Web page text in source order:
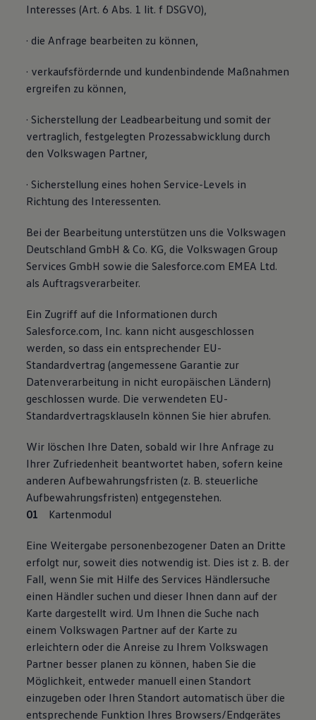
Interesses (Art. 6 Abs. 1 lit. f DSGVO),
· die Anfrage bearbeiten zu können,
· verkaufsfördernde und kundenbindende Maßnahmen
ergreifen zu können,
· Sicherstellung der Leadbearbeitung und somit der
vertraglich, festgelegten Prozessabwicklung durch
den Volkswagen Partner,
· Sicherstellung eines hohen Service-Levels in
Richtung des Interessenten.
Bei der Bearbeitung unterstützen uns die Volkswagen
Deutschland GmbH & Co. KG, die Volkswagen Group
Services GmbH sowie die Salesforce.com EMEA Ltd.
als Auftragsverarbeiter.
Ein Zugriff auf die Informationen durch
Salesforce.com, Inc. kann nicht ausgeschlossen
werden, so dass ein entsprechender EU-
Standardvertrag (angemessene Garantie zur
Datenverarbeitung in nicht europäischen Ländern)
geschlossen wurde. Die verwendeten EU-
Standardvertragsklauseln können Sie hier abrufen.
Wir löschen Ihre Daten, sobald wir Ihre Anfrage zu
Ihrer Zufriedenheit beantwortet haben, sofern keine
anderen Aufbewahrungsfristen (z. B. steuerliche
Aufbewahrungsfristen) entgegenstehen.
Kartenmodul
Eine Weitergabe personenbezogener Daten an Dritte
erfolgt nur, soweit dies notwendig ist. Dies ist z. B. der
Fall, wenn Sie mit Hilfe des Services Händlersuche
einen Händler suchen und dieser Ihnen dann auf der
Karte dargestellt wird. Um Ihnen die Suche nach
einem Volkswagen Partner auf der Karte zu
erleichtern oder die Anreise zu Ihrem Volkswagen
Partner besser planen zu können, haben Sie die
Möglichkeit, entweder manuell einen Standort
einzugeben oder Ihren Standort automatisch über die
entsprechende Funktion Ihres Browsers/Endgerätes